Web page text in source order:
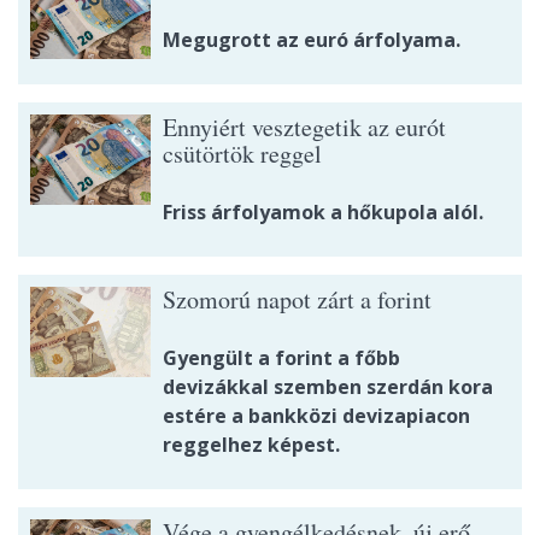
Megugrott az euró árfolyama.
Ennyiért vesztegetik az eurót
csütörtök reggel
Friss árfolyamok a hőkupola alól.
Szomorú napot zárt a forint
Gyengült a forint a főbb
devizákkal szemben szerdán kora
estére a bankközi devizapiacon
reggelhez képest.